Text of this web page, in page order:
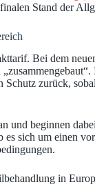
Stand der
Bei dem
zurück,
und beginnen
sich um einen
in